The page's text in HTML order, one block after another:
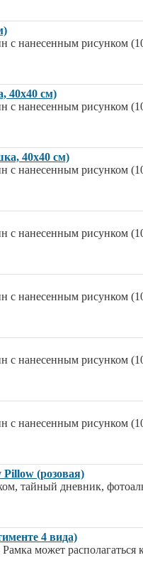
с нанесенным рисунком
40х40 см)
с нанесенным рисунком
40х40 см)
с нанесенным рисунком
с нанесенным рисунком
с нанесенным рисунком
с нанесенным рисунком
с нанесенным рисунком
(розовая)
тайный дневник,
4 вида)
может располагаться